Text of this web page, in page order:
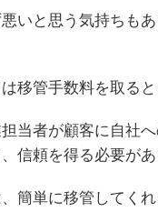
いと思う気持ちも
移管手数料を取る
当者が顧客に自社
信頼を得る必要があ
簡単に移管してくれ